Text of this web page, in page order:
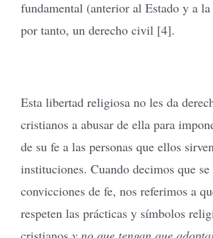
fundamental (anterior al Estado y a la
por tanto, un derecho civil [4].
Esta libertad religiosa no les da
cristianos a abusar de ella para
de su fe a las personas que ellos
instituciones. Cuando decimos que se
convicciones de fe, nos referimos a
respeten las prácticas y símbolos